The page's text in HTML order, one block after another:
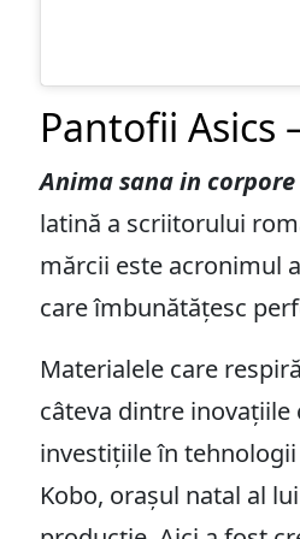
Pantofii Asics
Anima sana in corpore
latină a scriitorului
mărcii este acronimul
care îmbunătățesc
Materialele care
câteva dintre inovațiile
investițiile în
Kobo, orașul natal al